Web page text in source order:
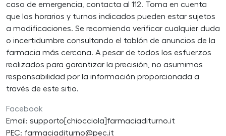
caso de emergencia, contacta al 112. Toma en cuenta
que los horarios y turnos indicados pueden estar sujetos
a modificaciones. Se recomienda verificar cualquier duda
o incertidumbre consultando el tablón de anuncios de la
farmacia más cercana. A pesar de todos los esfuerzos
realizados para garantizar la precisión, no asumimos
responsabilidad por la información proporcionada a
través de este sitio.
Facebook
Email: supporto[chiocciola]farmaciaditurno.it
PEC: farmaciaditurno@pec.it